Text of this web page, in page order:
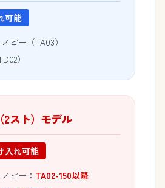
可能
ピー（TA03）
）
2スト）モデル
入れ可能
ピー： TA02-150以降